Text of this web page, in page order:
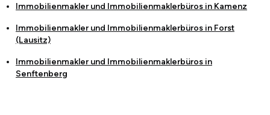
Immobilienmakler und Immobilienmaklerbüros in Kamenz
Immobilienmakler und Immobilienmaklerbüros in Forst
(Lausitz)
Immobilienmakler und Immobilienmaklerbüros in
Senftenberg